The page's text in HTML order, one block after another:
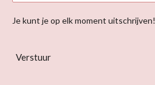
Je kunt je op elk moment uitschrijven!
Verstuur